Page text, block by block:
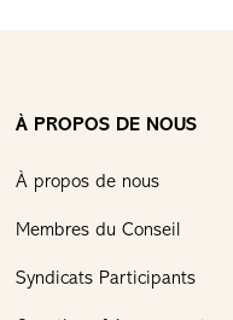
À PROPOS DE NOUS
À propos de nous
Membres du Conseil
Syndicats Participants